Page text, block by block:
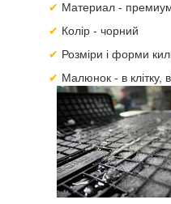
Материал - премиум
Колір - чорний
Розміри і форми
Малюнок - в клітку,